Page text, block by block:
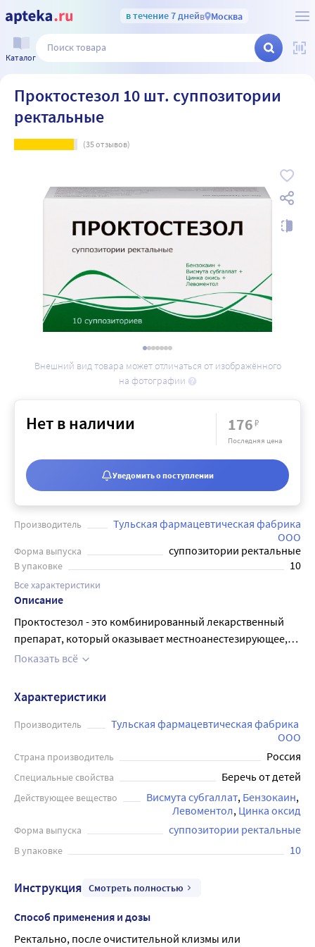
в течение 7 днейв Москва
Каталог
Проктостезол 10 шт. суппозитории
ректальные
(35отзывов)
Внешний вид товара может отличаться от изображённого
на фотографии
Производитель
Тульская фармацевтическая фабрика
ООО
Форма выпуска суппозитории ректальные
В упаковке 10
Все характеристики
Описание
Проктостезол - это комбинированный лекарственный
препарат, который оказывает местноанестезирующее,
антисептическое, вяжущее и подсушивающее действие.
желтого цвета, торпедообразной формы. Применяется
при геморрое, трещинах заднего прохода у взросых и
детей с 12 лет. Может вызывать побочные эффекты:
аллергические реакции. Перед применением
рекомендуется проконсультироваться с врачом.
Показать всё
Нет в наличии 176₽
Последняя цена
Уведомить о поступлении
Характеристики
Производитель
Тульская фармацевтическая фабрика
ООО
Страна производитель Россия
Специальные свойства Беречь от детей
Действующее вещество Висмута субгаллат Бензокаин
Левоментол Цинка оксид
Форма выпуска суппозитории ректальные
В упаковке 10
Инструкция Смотреть полностью
Способ применения и дозы
Ректально, после очистительной клизмы или